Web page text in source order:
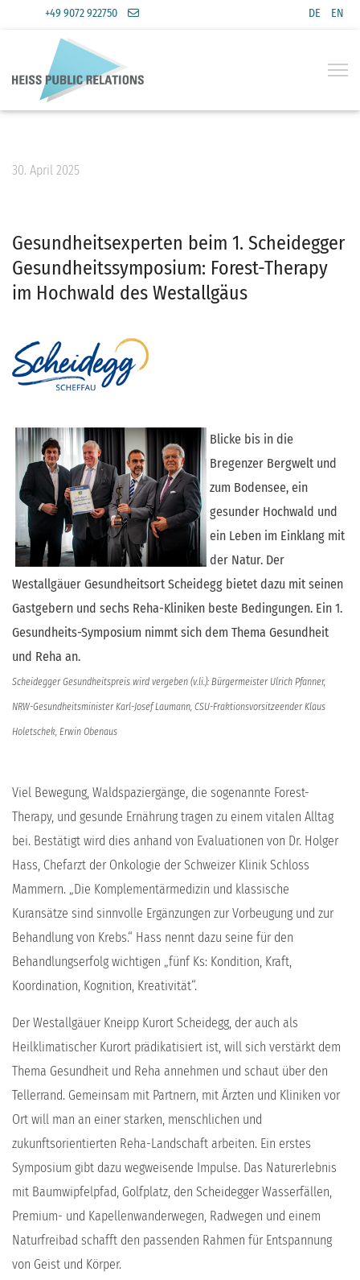
Sprache
DE EN
+49 9072 922750
Gesundheitsexperten beim 1. Scheidegger
Gesundheitssymposium: Forest-Therapy
im Hochwald des Westallgäus
30. April 2025
Blicke bis in die
Bregenzer Bergwelt und
zum Bodensee, ein
gesunder Hochwald und
ein Leben im Einklang mit
der Natur. Der
Westallgäuer Gesundheitsort Scheidegg bietet dazu mit seinen
Gastgebern und sechs Reha-Kliniken beste Bedingungen. Ein 1.
Gesundheits-Symposium nimmt sich dem Thema Gesundheit
und Reha an.
Scheidegger Gesundheitspreis wird vergeben (v.li.): Bürgermeister Ulrich Pfanner,
NRW-Gesundheitsminister Karl-Josef Laumann, CSU-Fraktionsvorsitzeender Klaus
Holetschek, Erwin Obenaus
Viel Bewegung, Waldspaziergänge, die sogenannte Forest-
Therapy, und gesunde Ernährung tragen zu einem vitalen Alltag
bei. Bestätigt wird dies anhand von Evaluationen von Dr. Holger
Hass, Chefarzt der Onkologie der Schweizer Klinik Schloss
Mammern. „Die Komplementärmedizin und klassische
Kuransätze sind sinnvolle Ergänzungen zur Vorbeugung und zur
Behandlung von Krebs.“ Hass nennt dazu seine für den
Behandlungserfolg wichtigen „fünf Ks: Kondition, Kraft,
Koordination, Kognition, Kreativität“.
Der Westallgäuer Kneipp Kurort Scheidegg, der auch als
Heilklimatischer Kurort prädikatisiert ist, will sich verstärkt dem
Thema Gesundheit und Reha annehmen und schaut über den
Tellerrand. Gemeinsam mit Partnern, mit Ärzten und Kliniken vor
Ort will man an einer starken, menschlichen und
zukunftsorientierten Reha-Landschaft arbeiten. Ein erstes
Symposium gibt dazu wegweisende Impulse. Das Naturerlebnis
mit Baumwipfelpfad, Golfplatz, den Scheidegger Wasserfällen,
Premium- und Kapellenwanderwegen, Radwegen und einem
Naturfreibad schafft den passenden Rahmen für Entspannung
von Geist und Körper.